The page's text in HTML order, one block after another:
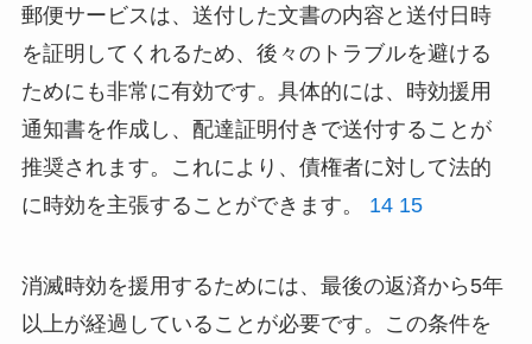
郵便サービスは、送付した文書の内容と送付日時
を証明してくれるため、後々のトラブルを避ける
ためにも非常に有効です。具体的には、時効援用
通知書を作成し、配達証明付きで送付することが
推奨されます。これにより、債権者に対して法的
に時効を主張することができます。 14 15
消滅時効を援用するためには、最後の返済から5年
以上が経過していることが必要です。この条件を